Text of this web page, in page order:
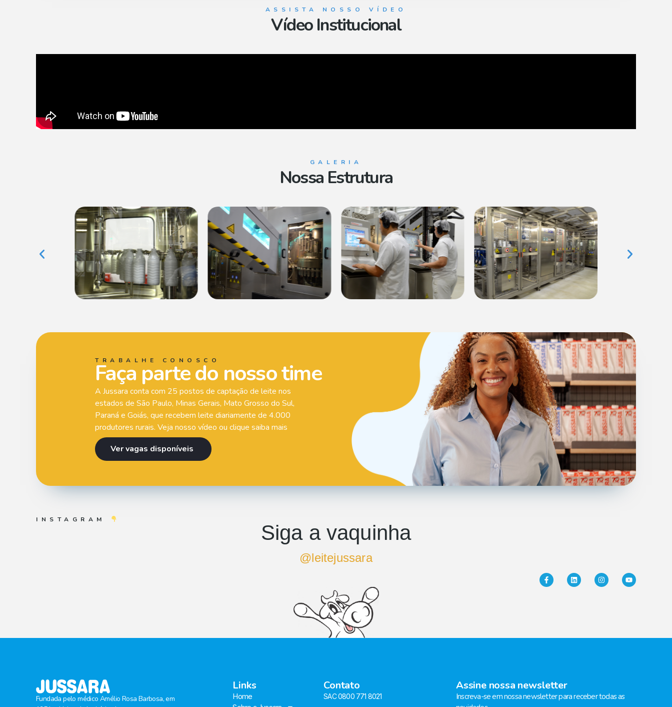
ASSISTA NOSSO VÍDEO
Vídeo Institucional
GALERIA
Nossa Estrutura
TRABALHE CONOSCO
Faça parte do nosso time
A Jussara conta com 25 postos de captação de leite nos
estados de São Paulo, Minas Gerais, Mato Grosso do Sul,
Paraná e Goiás, que recebem leite diariamente de 4.000
produtores rurais. Veja nosso vídeo ou clique saiba mais
Ver vagas disponíveis
INSTAGRAM
Siga a vaquinha
@leitejussara
Fundada pelo médico Amélio Rosa Barbosa, em
Links
Home
Contato
SAC 0800 771 8021
Assine nossa newsletter
Inscreva-se em nossa newsletter para receber todas as